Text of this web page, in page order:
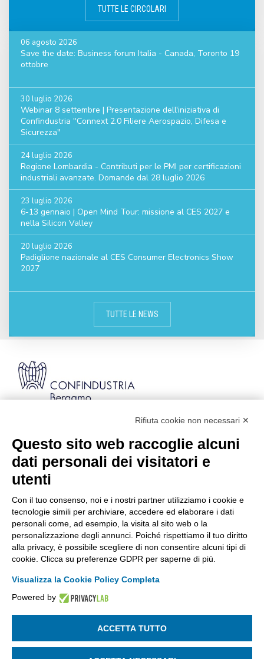
TUTTE LE CIRCOLARI
06 agosto 2026
Save the date: Business forum Italia - Canada, Toronto 19
ottobre
30 luglio 2026
Webinar 8 settembre | Presentazione dell'iniziativa di
Confindustria "Connext 2.0 Filiere Aerospazio, Difesa e
Sicurezza"
24 luglio 2026
Regione Lombardia - Contributi per le PMI per certificazioni
industriali avanzate. Domande dal 28 luglio 2026
23 luglio 2026
6-13 gennaio | Open Mind Tour: missione al CES 2027 e
nella Silicon Valley
20 luglio 2026
Padiglione nazionale al CES Consumer Electronics Show
2027
TUTTE LE NEWS
Kilometro Rosso, Gate 5
Codice Fiscale: 80021750163 | PEC:
info@pec.confindustriabergamo.it
CONFINDUSTRIA BERGAMO
ASSISTENZA & PRIVACY
La riproduzione, anche parziale, di qualsiasi informazione o
Rifiuta cookie non necessari ✕
Questo sito web raccoglie alcuni
dati personali dei visitatori e
utenti
Con il tuo consenso, noi e i nostri partner utilizziamo i cookie e
tecnologie simili per archiviare, accedere ed elaborare i dati
personali come, ad esempio, la visita al sito web o la
personalizzazione degli annunci. Poiché rispettiamo il tuo diritto
alla privacy, è possibile scegliere di non consentire alcuni tipi di
cookie. Clicca su preferenze GDPR per saperne di più.
Visualizza la Cookie Policy Completa
Powered by
ACCETTA TUTTO